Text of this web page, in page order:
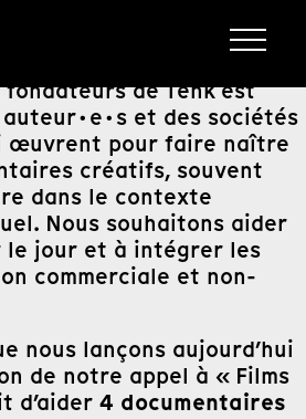
fondateurs de Tënk est
auteur·e·s et des sociétés
œuvrent pour faire naître
créatifs, souvent
dans le contexte
Nous souhaitons aider
le jour et à intégrer les
commerciale et non-
nous lançons aujourd’hui
de notre appel à « Films
d’aider 4 documentaires